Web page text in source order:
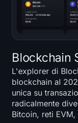
Blockchain
L'explorer di
blockchain al
unica su
radicalmente
Bitcoin, reti